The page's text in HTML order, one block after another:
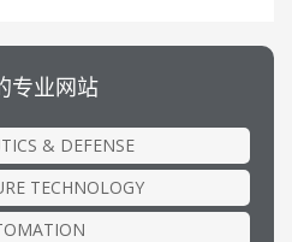
专业网站
& DEFENSE
TECHNOLOGY